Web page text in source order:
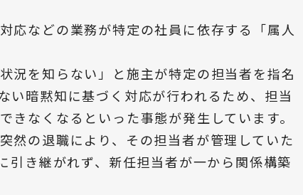
応などの業務が特定の社員に依存する「属人
を知らない」と施主が特定の担当者を指名
い暗黙知に基づく対応が行われるため、担当
なくなるといった事態が発生しています。
然の退職により、その担当者が管理していた
き継がれず、新任担当者が一から関係構築